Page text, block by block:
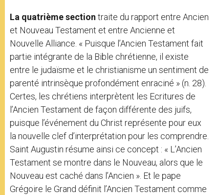
La quatrième section traite du rapport entre Ancien
et Nouveau Testament et entre Ancienne et
Nouvelle Alliance. « Puisque l’Ancien Testament fait
partie intégrante de la Bible chrétienne, il existe
entre le judaïsme et le christianisme un sentiment de
parenté intrinsèque profondément enraciné » (n. 28).
Certes, les chrétiens interprètent les Ecritures de
l’Ancien Testament de façon différente des juifs,
puisque l’événement du Christ représente pour eux
la nouvelle clef d’interprétation pour les comprendre.
Saint Augustin résume ainsi ce concept : « L’Ancien
Testament se montre dans le Nouveau, alors que le
Nouveau est caché dans l’Ancien ». Et le pape
Grégoire le Grand définit l’Ancien Testament comme